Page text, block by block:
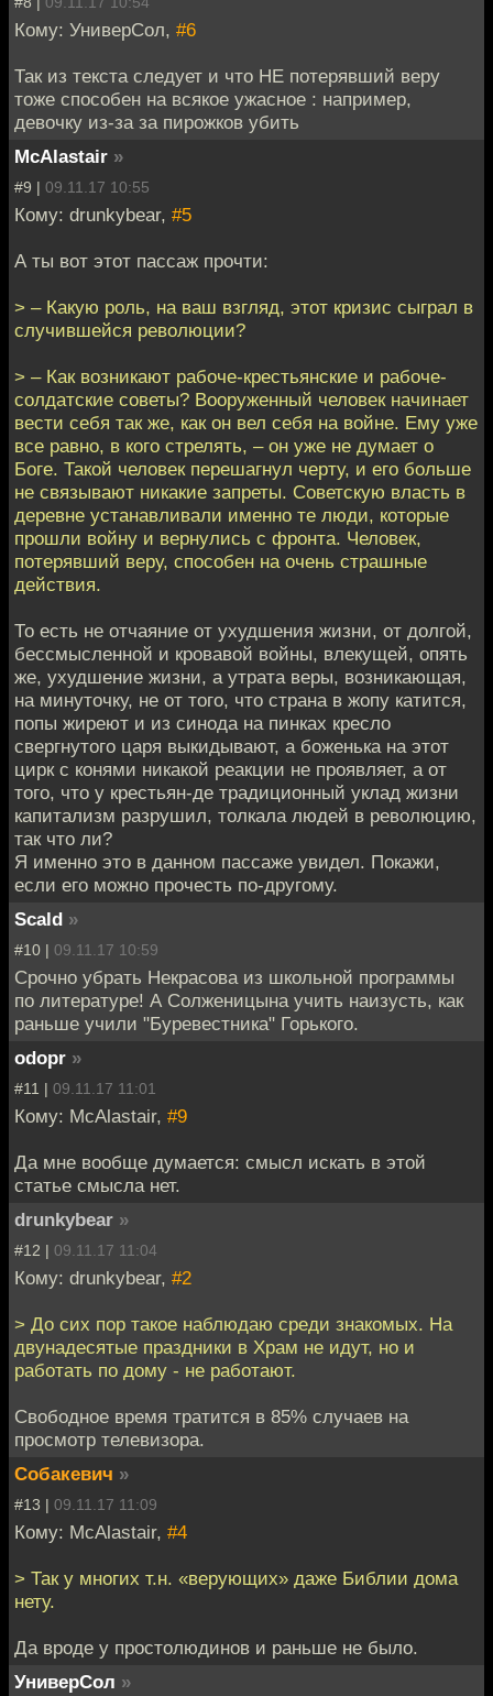
Кому: УниверСол, #6
Так из текста следует и что НЕ потерявший веру
тоже способен на всякое ужасное : например,
девочку из-за за пирожков убить
McAlastair »
#9 | 09.11.17 10:55
Кому: drunkybear, #5
А ты вот этот пассаж прочти:
> – Какую роль, на ваш взгляд, этот кризис сыграл в
случившейся революции?
> – Как возникают рабоче-крестьянские и рабоче-
солдатские советы? Вооруженный человек начинает
вести себя так же, как он вел себя на войне. Ему уже
все равно, в кого стрелять, – он уже не думает о
Боге. Такой человек перешагнул черту, и его больше
не связывают никакие запреты. Советскую власть в
деревне устанавливали именно те люди, которые
прошли войну и вернулись с фронта. Человек,
потерявший веру, способен на очень страшные
действия.
То есть не отчаяние от ухудшения жизни, от долгой,
бессмысленной и кровавой войны, влекущей, опять
же, ухудшение жизни, а утрата веры, возникающая,
на минуточку, не от того, что страна в жопу катится,
попы жиреют и из синода на пинках кресло
свергнутого царя выкидывают, а боженька на этот
цирк с конями никакой реакции не проявляет, а от
того, что у крестьян-де традиционный уклад жизни
капитализм разрушил, толкала людей в революцию,
так что ли?
Я именно это в данном пассаже увидел. Покажи,
если его можно прочесть по-другому.
Scald »
#10 | 09.11.17 10:59
Срочно убрать Некрасова из школьной программы
по литературе! А Солженицына учить наизусть, как
раньше учили "Буревестника" Горького.
odopr »
#11 | 09.11.17 11:01
Кому: McAlastair, #9
Да мне вообще думается: смысл искать в этой
статье смысла нет.
drunkybear »
#12 | 09.11.17 11:04
Кому: drunkybear, #2
> До сих пор такое наблюдаю среди знакомых. На
двунадесятые праздники в Храм не идут, но и
работать по дому - не работают.
Свободное время тратится в 85% случаев на
просмотр телевизора.
Собакевич »
#13 | 09.11.17 11:09
Кому: McAlastair, #4
> Так у многих т.н. «верующих» даже Библии дома
нету.
Да вроде у простолюдинов и раньше не было.
УниверСол »